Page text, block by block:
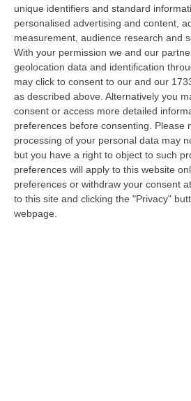
unique identifiers and standard
personalised advertising and content,
measurement, audience research and
With your permission we and our
geolocation data and identification
may click to consent to our and our
as described above. Alternatively you
consent or access more detailed
preferences before consenting.
Please
processing of your personal data may
but you have a right to object to such
preferences will apply to this website
preferences or withdraw your consent
to this site and clicking the "Privacy"
webpage.
Mazzone: Sabato 26
con un convegno su un
attualità “Il Riciclaggio:
globale. Professionisti a
Proposte e suggerimenti”.
fortemente voluta e
Associazione “Insieme si
da Francesco Minici, che nel
ha avuto il privilegio di
l’avvocato Mazzone in
legalità; l’Associazione